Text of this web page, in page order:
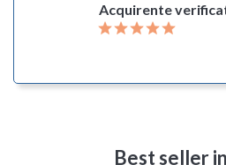
Acquirente
Best seller